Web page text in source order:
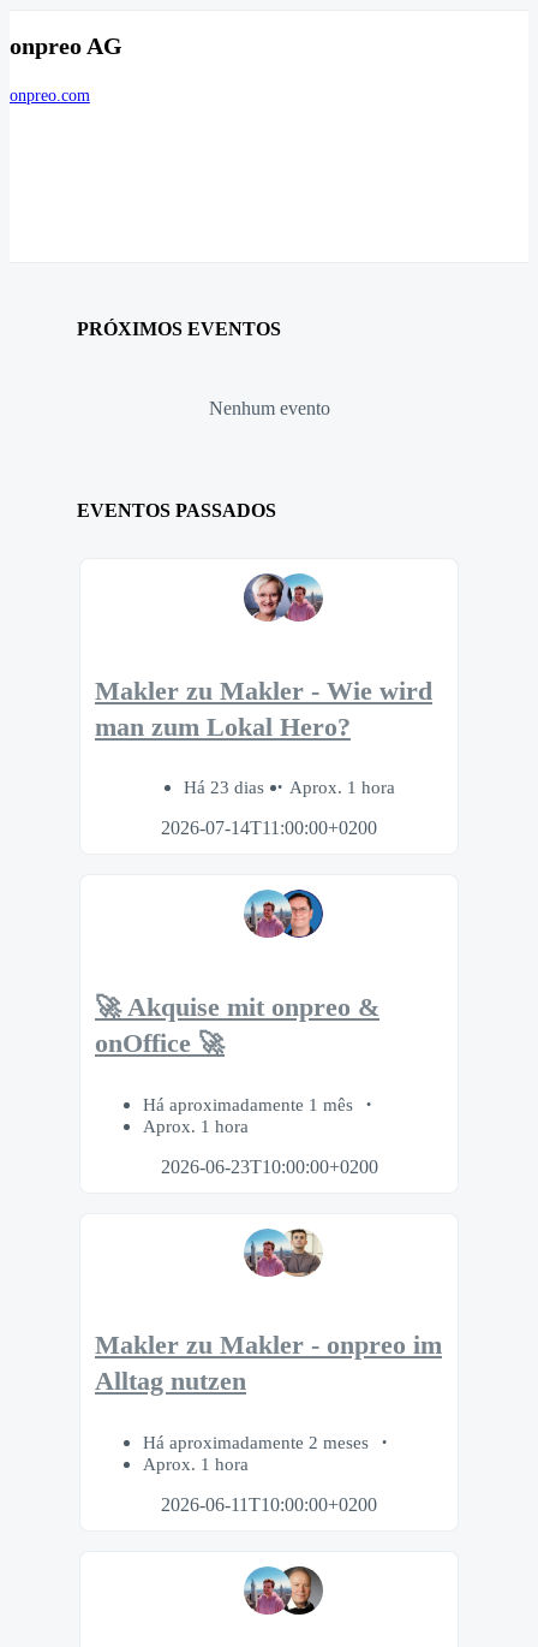
onpreo AG
onpreo.com
PRÓXIMOS EVENTOS
Nenhum evento
EVENTOS PASSADOS
Makler zu Makler - Wie wird
man zum Lokal Hero?
Há 23 dias
Aprox. 1 hora
2026-07-14T11:00:00+0200
🚀 Akquise mit onpreo &
onOffice 🚀
Há aproximadamente 1 mês
Aprox. 1 hora
2026-06-23T10:00:00+0200
Makler zu Makler - onpreo im
Alltag nutzen
Há aproximadamente 2 meses
Aprox. 1 hora
2026-06-11T10:00:00+0200